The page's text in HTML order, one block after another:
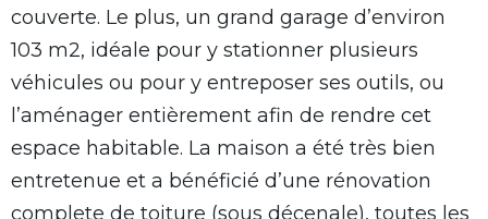
couverte. Le plus, un grand garage d’environ
103 m2, idéale pour y stationner plusieurs
véhicules ou pour y entreposer ses outils, ou
l’aménager entièrement afin de rendre cet
espace habitable. La maison a été très bien
entretenue et a bénéficié d’une rénovation
complete de toiture (sous décenale), toutes les